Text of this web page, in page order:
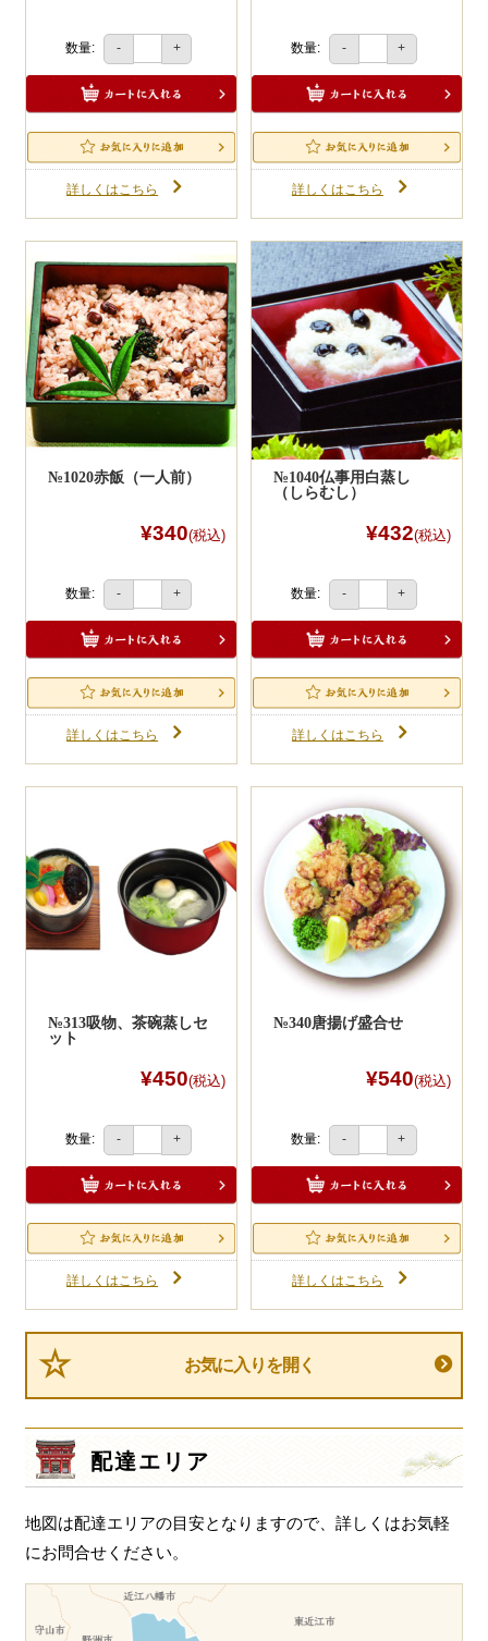
数量: - +
詳しくはこちら
数量: - +
詳しくはこちら
№1020赤飯（一人前）
¥340(税込)
数量: - +
詳しくはこちら
№1040仏事用白蒸し
（しらむし）
¥432(税込)
数量: - +
詳しくはこちら
№313吸物、茶碗蒸しセ
ット
¥450(税込)
数量: - +
詳しくはこちら
№340唐揚げ盛合せ
¥540(税込)
数量: - +
詳しくはこちら
お気に入りを開く
配達エリア
地図は配達エリアの目安となりますので、詳しくはお気軽
にお問合せください。